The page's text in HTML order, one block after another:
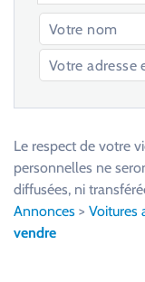
e
Le respect de votre
personnelles ne
diffusées, ni
Annonces > Voitures
vendre